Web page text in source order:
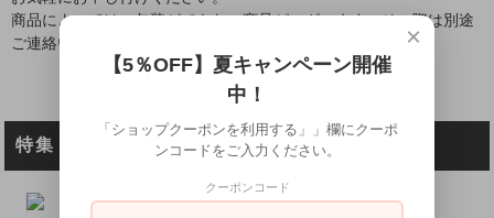
商品によっては、包装ができない商品がございます。その際は別途
ご連絡いたします。
特集
×
【5％OFF】夏キャンペーン開催
中！
「ショップクーポンを利用する」」欄にクーポ
ンコードをご入力ください。
クーポンコード